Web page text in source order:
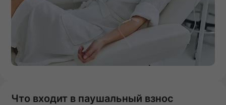
Что входит в паушальный взнос